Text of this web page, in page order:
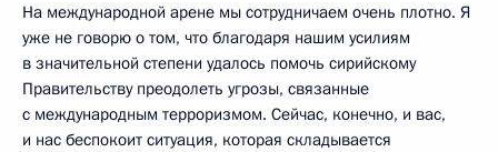
На международной арене мы сотрудничаем очень плотно. Я
уже не говорю о том, что благодаря нашим усилиям
в значительной степени удалось помочь сирийскому
Правительству преодолеть угрозы, связанные
с международным терроризмом. Сейчас, конечно, и вас,
и нас беспокоит ситуация, которая складывается